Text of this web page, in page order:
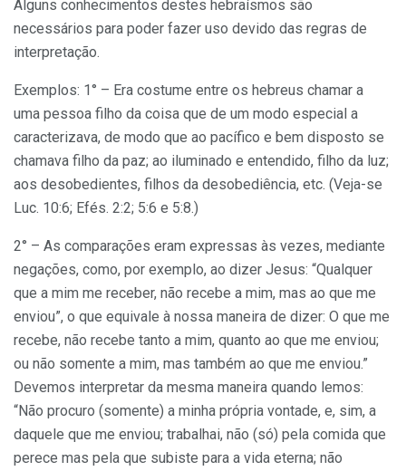
Alguns conhecimentos destes hebraísmos são
necessários para poder fazer uso devido das regras de
interpretação.
Exemplos: 1° – Era costume entre os hebreus chamar a
uma pessoa filho da coisa que de um modo especial a
caracterizava, de modo que ao pacífico e bem disposto se
chamava filho da paz; ao iluminado e entendido, filho da luz;
aos desobedientes, filhos da desobediência, etc. (Veja-se
Luc. 10:6; Efés. 2:2; 5:6 e 5:8.)
2° – As comparações eram expressas às vezes, mediante
negações, como, por exemplo, ao dizer Jesus: “Qualquer
que a mim me receber, não recebe a mim, mas ao que me
enviou”, o que equivale à nossa maneira de dizer: O que me
recebe, não recebe tanto a mim, quanto ao que me enviou;
ou não somente a mim, mas também ao que me enviou.”
Devemos interpretar da mesma maneira quando lemos:
“Não procuro (somente) a minha própria vontade, e, sim, a
daquele que me enviou; trabalhai, não (só) pela comida que
perece mas pela que subiste para a vida eterna; não